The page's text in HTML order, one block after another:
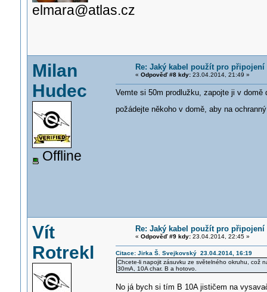
elmara@atlas.cz
Milan
Hudec
Offline
Re: Jaký kabel použít pro
« Odpověď #8 kdy:23.04.2014, 21:49 »
Vemte si 50m prodlužku, zapojte ji v
požádejte někoho v domě, aby na
Vít
Rotrekl
Re: Jaký kabel použít pro
« Odpověď #9 kdy:23.04.2014, 22:45 »
Citace: Jirka Š. Svejkovský 23.04.2014, 16:19
Chcete-li napojit zásuvku ze světelného okruhu, což
30mA, 10A char. B a hotovo.
No já bych si tím B 10A jističem na